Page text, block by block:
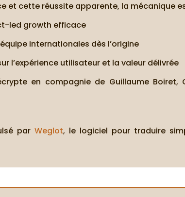
et cette réussite apparente, la mécanique
led growth efficace
internationales dès l’origine
l’expérience utilisateur et la valeur délivrée
en compagnie de Guillaume Boiret,
par Weglot, le logiciel pour traduire